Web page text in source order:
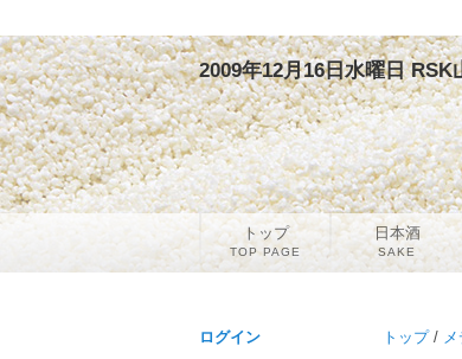
2009年12月16日水曜日
トップ/
ログイン
トップ
TOP PAGE
日本酒
SAKE